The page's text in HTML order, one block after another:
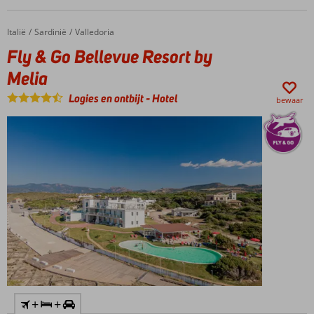
San
Teodoro
o.b.v. All
Inclusive
Light
Home
Italië Sardinië Valledoria
Fly & Go Bellevue Resort by Melia
Fly & Go Bellevue Resort by
Melia
Logies en ontbijt-Hotel bewaar
+ +